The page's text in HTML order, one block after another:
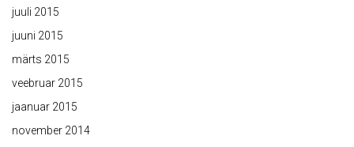
juuli 2015
juuni 2015
märts 2015
veebruar 2015
jaanuar 2015
november 2014